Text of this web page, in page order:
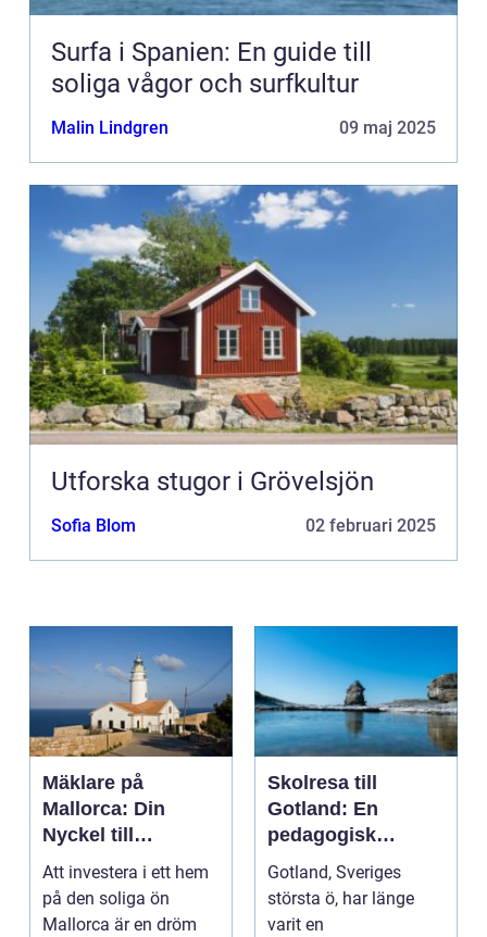
Surfa i Spanien: En guide till
soliga vågor och surfkultur
Malin Lindgren 09 maj 2025
Utforska stugor i Grövelsjön
Sofia Blom 02 februari 2025
Mäklare på
Mallorca: Din
Nyckel till
Drömhemmet
under Solen
Att investera i ett hem
på den soliga ön
Mallorca är en dröm
Skolresa till
Gotland: En
pedagogisk
äventyrsresa
Gotland, Sveriges
största ö, har länge
varit en